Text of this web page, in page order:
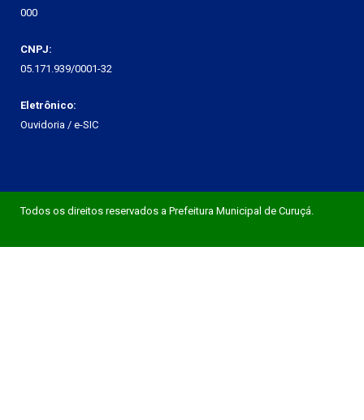
000
CNPJ:
05.171.939/0001-32
Eletrônico:
Ouvidoria / e-SIC
Todos os direitos reservados a Prefeitura Municipal de Curuçá.